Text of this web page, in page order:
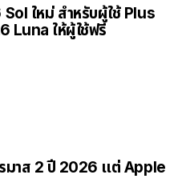
ใหม่ สำหรับผู้ใช้ Plus
Luna ให้ผู้ใช้ฟรี
มาส 2 ปี 2026 แต่ Apple